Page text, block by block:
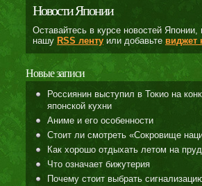
Новости Японии
Оставайтесь в курсе новостей
нашу RSS лентуили добавьте виджет
Новые записи
Россиянин выступил в Токио на
японской кухни
Аниме и его особенности
Стоит ли смотреть «Сокровище
Как хорошо отдыхать летом на
Что означает бижутерия
Почему стоит выбрать